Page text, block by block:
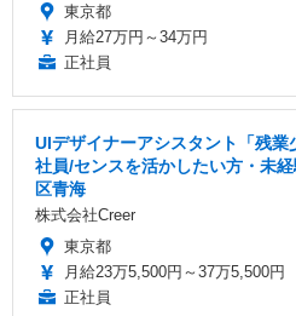
東京都
月給27万円～34万円
正社員
UIデザイナーアシスタント「残
社員/センスを活かしたい方・未
区青海
株式会社Creer
東京都
月給23万5,500円～37万5,500円
正社員